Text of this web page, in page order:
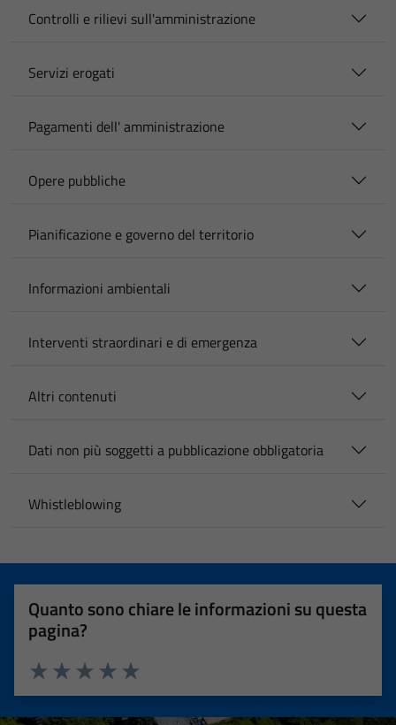
Controlli e rilievi sull'amministrazione
Servizi erogati
Pagamenti dell' amministrazione
Opere pubbliche
Pianificazione e governo del territorio
Informazioni ambientali
Interventi straordinari e di emergenza
Altri contenuti
Dati non più soggetti a pubblicazione obbligatoria
Whistleblowing
Quanto sono chiare le informazioni su questa
pagina?
Valuta 5 stelle su 5
Valuta 4 stelle su 5
Valuta 3 stelle su 5
Valuta 2 stelle su 5
Valuta 1 stelle su 5